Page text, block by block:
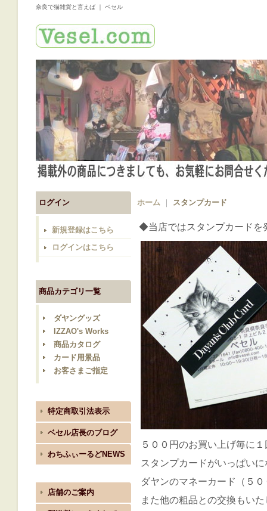
奈良で猫雑貨と言えば ｜ ベセル
ログイン
新規登録はこちら
ログインはこちら
商品カテゴリ一覧
ダヤングッズ
IZZAO's Works
商品カタログ
カード用景品
お客さまご指定
特定商取引法表示
ベセル店長のブログ
わちふぃーるどNEWS
店舗のご案内
ホーム スタンプカード
◆当店ではスタンプカード
５００円のお買い上げ毎に
スタンプカードがいっぱい
ダヤンのマネーカード（５０
また他の粗品との交換もい